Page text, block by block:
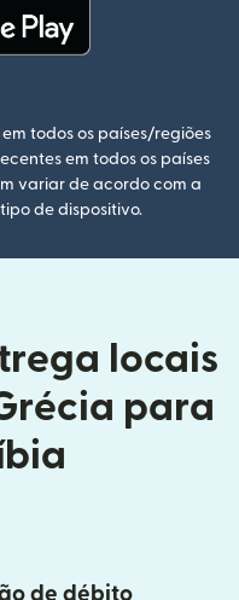
todos os países/regiões
em todos os países
variar de acordo com a
de dispositivo.
locais
para
de débito